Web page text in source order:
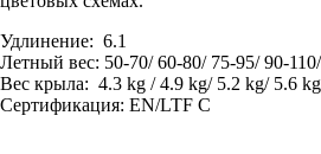
Удлинение: 6.1
Летный вес: 50-70/ 60-80/ 75-95/ 90-
Вес крыла: 4.3 kg / 4.9 kg/ 5.2 kg/ 5.6
Сертификация: EN/LTF C